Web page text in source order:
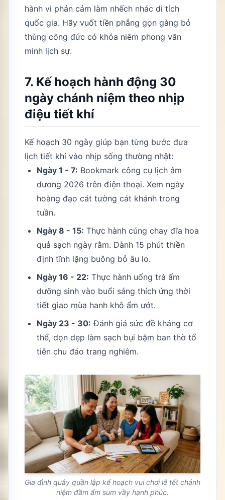
hành vi phản cảm làm nhếch nhác di tích
quốc gia. Hãy vuốt tiền phẳng gọn gàng bỏ
thùng công đức có khóa niêm phong văn
minh lịch sự.
7. Kế hoạch hành động 30
ngày chánh niệm theo nhịp
điệu tiết khí
Kế hoạch 30 ngày giúp bạn từng bước đưa
lịch tiết khí vào nhịp sống thường nhật:
Ngày 1 - 7: Bookmark công cụ lịch âm
dương 2026 trên điện thoại. Xem ngày
hoàng đạo cát tường cát khánh trong
tuần.
Ngày 8 - 15: Thực hành cúng chay đĩa hoa
quả sạch ngày rằm. Dành 15 phút thiền
định tĩnh lặng buông bỏ âu lo.
Ngày 16 - 22: Thực hành uống trà ấm
dưỡng sinh vào buổi sáng thích ứng thời
tiết giao mùa hanh khô ẩm ướt.
Ngày 23 - 30: Đánh giá sức đề kháng cơ
thể, dọn dẹp làm sạch bụi bặm ban thờ tổ
tiên chu đáo trang nghiêm.
Gia đình quây quần lập kế hoạch vui chơi lễ tết chánh
niệm đầm ấm sum vầy hạnh phúc.